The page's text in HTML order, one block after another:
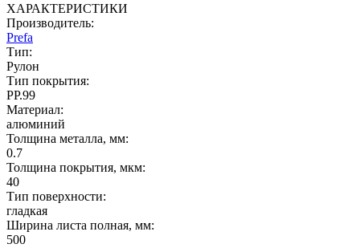
ХАРАКТЕРИСТИКИ
Производитель:
Prefa
Тип:
Рулон
Тип покрытия:
PP.99
Материал:
алюминий
Толщина металла, мм:
0.7
Толщина покрытия, мкм:
40
Тип поверхности:
гладкая
Ширина листа полная, мм:
500